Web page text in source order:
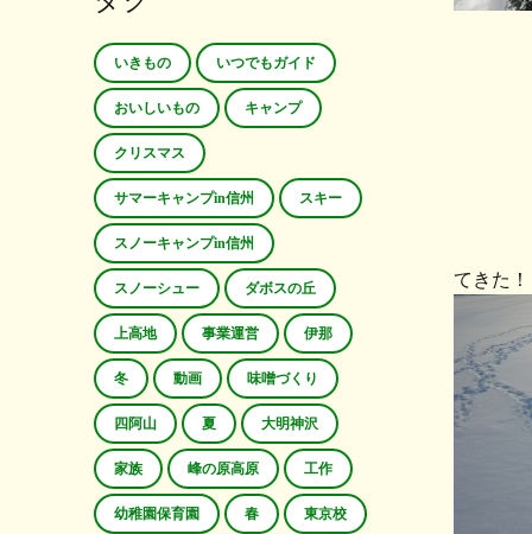
てきた
いきもの いつでもガイド
おいしいもの キャンプ
クリスマス
サマーキャンプin信州 スキー
スノーキャンプin信州
スノーシュー ダボスの丘
上高地 事業運営 伊那
冬 動画 味噌づくり
四阿山 夏 大明神沢
家族 峰の原高原 工作
幼稚園保育園 春 東京校